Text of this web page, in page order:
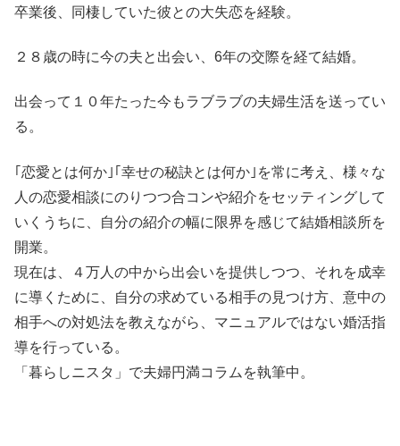
卒業後、同棲していた彼との大失恋を経験。
２８歳の時に今の夫と出会い、6年の交際を経て結婚。
出会って１０年たった今もラブラブの夫婦生活を送ってい
る。
｢恋愛とは何か｣｢幸せの秘訣とは何か｣を常に考え、様々な
人の恋愛相談にのりつつ合コンや紹介をセッティングして
いくうちに、自分の紹介の幅に限界を感じて結婚相談所を
開業。
現在は、４万人の中から出会いを提供しつつ、それを成幸
に導くために、自分の求めている相手の見つけ方、意中の
相手への対処法を教えながら、マニュアルではない婚活指
導を行っている。
「暮らしニスタ」で夫婦円満コラムを執筆中。